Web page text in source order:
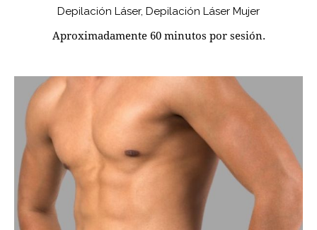
Depilación Láser, Depilación Láser Mujer
Aproximadamente 60 minutos por sesión.